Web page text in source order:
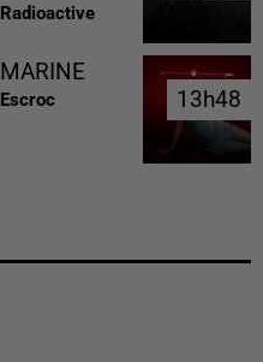
Radioactive
MARINE
Escroc 13h48
13h48